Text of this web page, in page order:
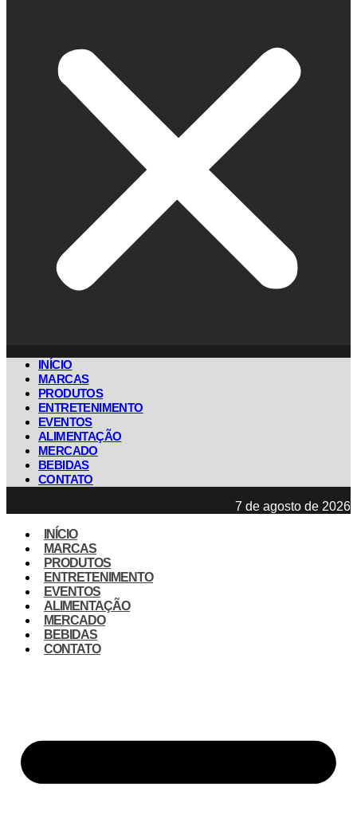
INÍCIO
MARCAS
PRODUTOS
ENTRETENIMENTO
EVENTOS
ALIMENTAÇÃO
MERCADO
BEBIDAS
CONTATO
7 de agosto de 2026
INÍCIO
MARCAS
PRODUTOS
ENTRETENIMENTO
EVENTOS
ALIMENTAÇÃO
MERCADO
BEBIDAS
CONTATO